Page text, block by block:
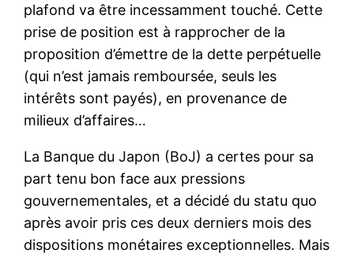
plafond va être incessamment touché. Cette
prise de position est à rapprocher de la
proposition d’émettre de la dette perpétuelle
(qui n’est jamais remboursée, seuls les
intérêts sont payés), en provenance de
milieux d’affaires…
La Banque du Japon (BoJ) a certes pour sa
part tenu bon face aux pressions
gouvernementales, et a décidé du statu quo
après avoir pris ces deux derniers mois des
dispositions monétaires exceptionnelles. Mais